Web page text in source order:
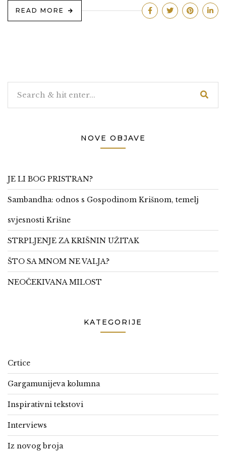
READ MORE
NOVE OBJAVE
JE LI BOG PRISTRAN?
Sambandha: odnos s Gospodinom Krišnom, temelj
svjesnosti Krišne
STRPLJENJE ZA KRIŠNIN UŽITAK
ŠTO SA MNOM NE VALJA?
NEOČEKIVANA MILOST
KATEGORIJE
Crtice
Gargamunijeva kolumna
Inspirativni tekstovi
Interviews
Iz novog broja